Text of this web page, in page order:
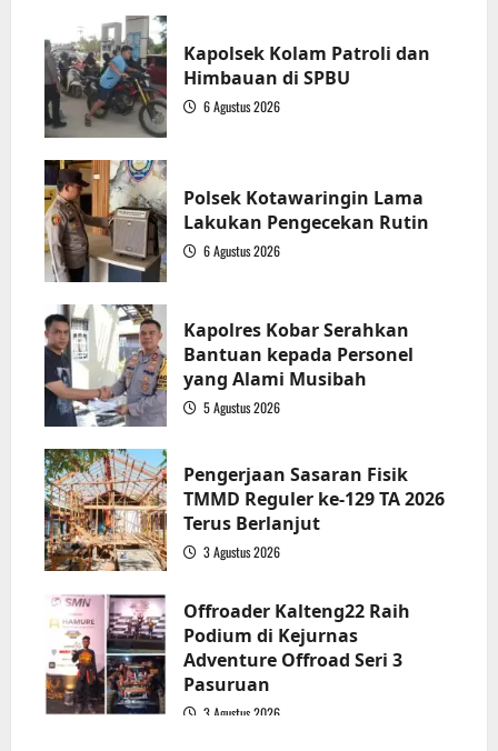
Kapolsek Kolam Patroli dan
Himbauan di SPBU
6 Agustus 2026
Polsek Kotawaringin Lama
Lakukan Pengecekan Rutin
6 Agustus 2026
Kapolres Kobar Serahkan
Bantuan kepada Personel
yang Alami Musibah
5 Agustus 2026
Pengerjaan Sasaran Fisik
TMMD Reguler ke-129 TA 2026
Terus Berlanjut
3 Agustus 2026
Offroader Kalteng22 Raih
Podium di Kejurnas
Adventure Offroad Seri 3
Pasuruan
3 Agustus 2026